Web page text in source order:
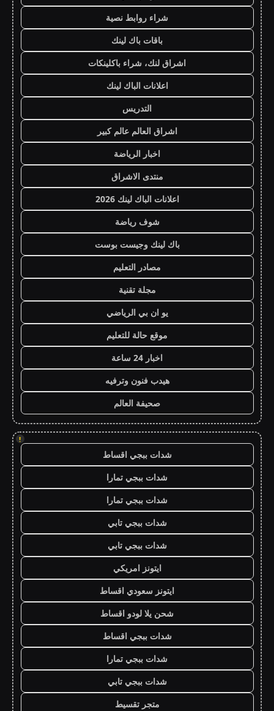
شراء روابط نصية
باقات باك لينك
اشراق لنك، شراء باكلينكات
اعلانات الباك لينك
التدريس
اشراق العالم عالم كبير
اخبار الرياضة
منتدى الاشراق
اعلانات الباك لينك 2026
شوف رياضة
باك لينك وجيست بوست
مصادر التعليم
مجلة تقنية
يو ان بي الرياضي
موقع حالة للتعليم
اخبار 24 ساعة
هيدب فنون وترفيه
صحيفة العالم
!
شدات ببجي اقساط
شدات ببجي تمارا
شدات ببجي تمارا
شدات ببجي تابي
شدات ببجي تابي
ايتونز امريكي
ايتونز سعودي اقساط
شحن يلا لودو اقساط
شدات ببجي اقساط
شدات ببجي تمارا
شدات ببجي تابي
متجر تقسيط